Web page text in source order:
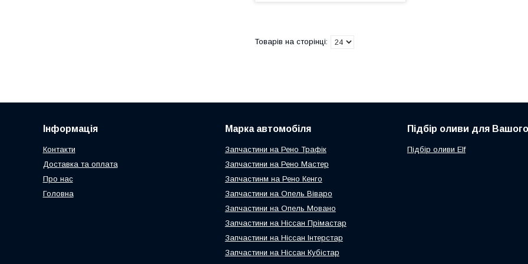
Інформація
Контакти
Доставка та оплата
Про нас
Головна
Марка автомобіля
Запчастини на Рено Трафік
Запчастини на Рено Мастер
Запчастинм на Рено Кенго
Запчастини на Опель Віваро
Запчастини на Опель Мовано
Запчастини на Ніссан Прімастар
Запчастини на Ніссан Інтерстар
Запчастини на Ніссан Кубістар
Підбір оливи для
Підбір оливи Elf